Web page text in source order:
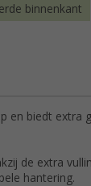
binnenkant
biedt extra
de extra
hantering.